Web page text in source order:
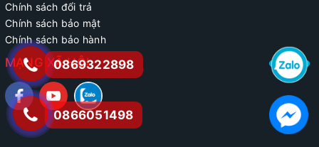
Chính sách đổi trả
Chính sách bảo mật
Chính sách bảo hành
MẠNG XÃ HỘI
0866051498
0869322898